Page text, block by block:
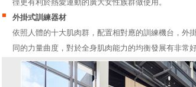
徑更有利於熱愛運動的廣大女性族群做使用。
外掛式訓練器材
依照人體的十大肌肉群，配置相對應的訓練機台，外
同的力量曲度，對於全身肌肉能力的均衡發展有非常好